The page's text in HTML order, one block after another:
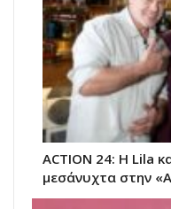
ACTION 24: Η Lila
μεσάνυχτα στην